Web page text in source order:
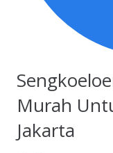
Murah
Jakarta